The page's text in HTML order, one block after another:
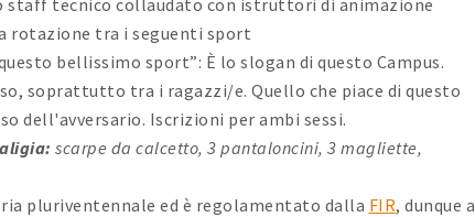
staff tecnico collaudato con istruttori di animazione
rotazione tra i seguenti sport
bellissimo sport”: È lo slogan di questo Campus.
soprattutto tra i ragazzi/e. Quello che piace di questo
dell'avversario. Iscrizioni per ambi sessi.
scarpe da calcetto, 3 pantaloncini, 3 magliette,
pluriventennale ed è regolamentato dalla FIR, dunque a